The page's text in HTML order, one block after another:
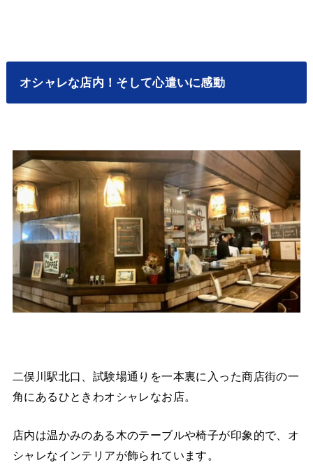
オシャレな店内！そして心遣いに感動
二俣川駅北口、試験場通りを一本裏に入った商店街の一
角にあるひときわオシャレなお店。
店内は温かみのある木のテーブルや椅子が印象的で、オ
シャレなインテリアが飾られています。